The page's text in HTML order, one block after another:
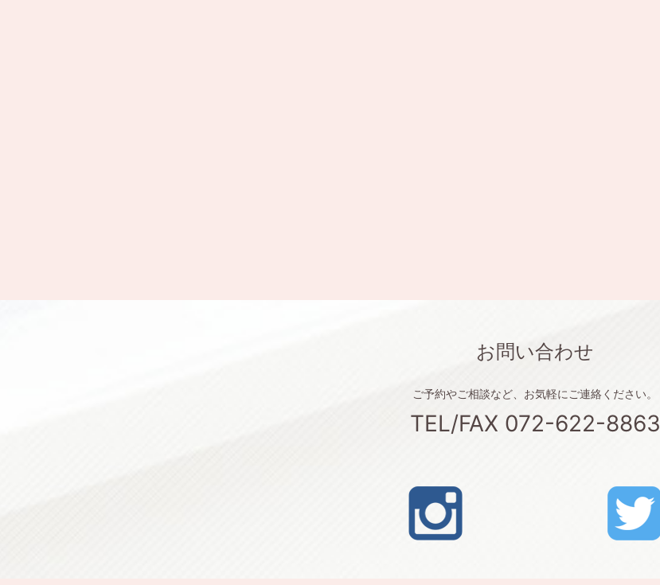
お問い合わせ
ご予約やご相談など、お気軽にご連絡ください。
TEL/FAX 072-622-8863